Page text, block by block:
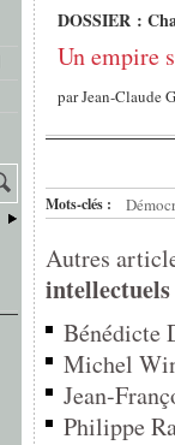
DOSSIER :
Un empire
parJean-Claude
Mots-clés :
Autres
intellectuels
Bénédicte
Michel
Jean-
Philippe